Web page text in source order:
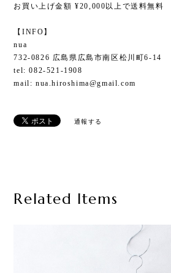
お買い上げ金額 ¥20,000以上で送料無料
【INFO】
nua
732-0826 広島県広島市南区松川町6-14
tel: 082-521-1908
mail: nua.hiroshima@gmail.com
通報する
Related Items